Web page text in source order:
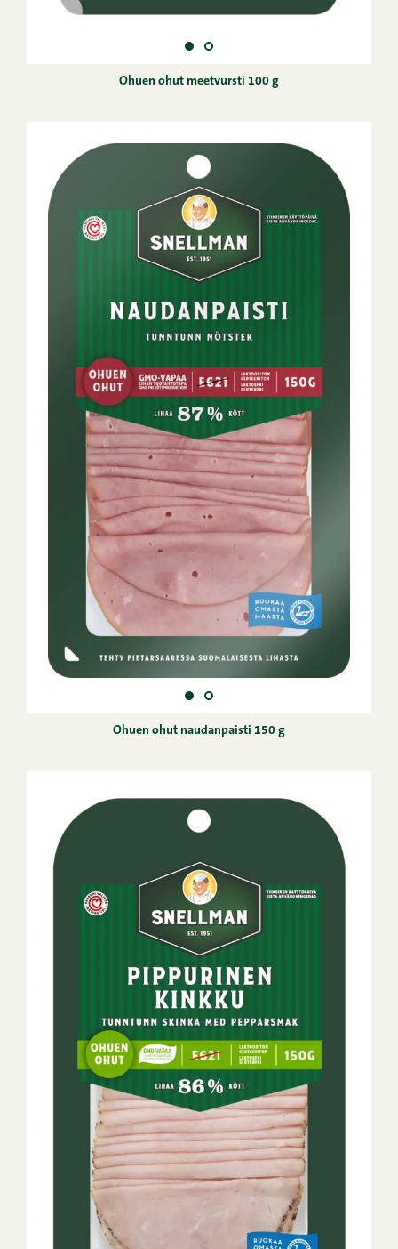
Ohuen ohut meetvursti 100 g
Ohuen ohut naudanpaisti 150 g